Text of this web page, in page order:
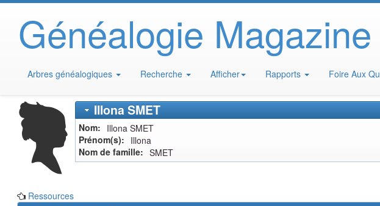
Généalogie Magazine
Arbres généalogiques Recherche Afficher Rapports Foire Aux
IllonaSMET
Nom Illona SMET
Prénom(s)
Illona
Nom de famille
SMET
Ressources